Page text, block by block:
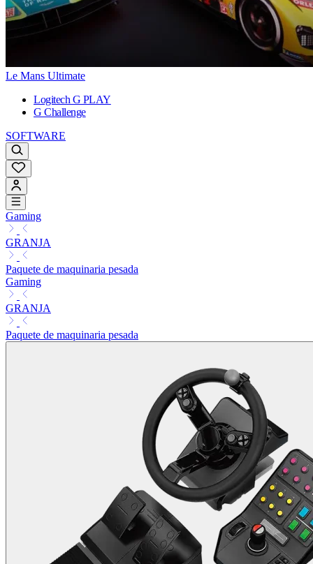
Le Mans Ultimate
Logitech G PLAY
G Challenge
SOFTWARE
Gaming
GRANJA
Paquete de maquinaria pesada
Gaming
GRANJA
Paquete de maquinaria pesada